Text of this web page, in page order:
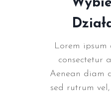
Lorem ipsum
consectetur
Aenean diam
sed rutrum